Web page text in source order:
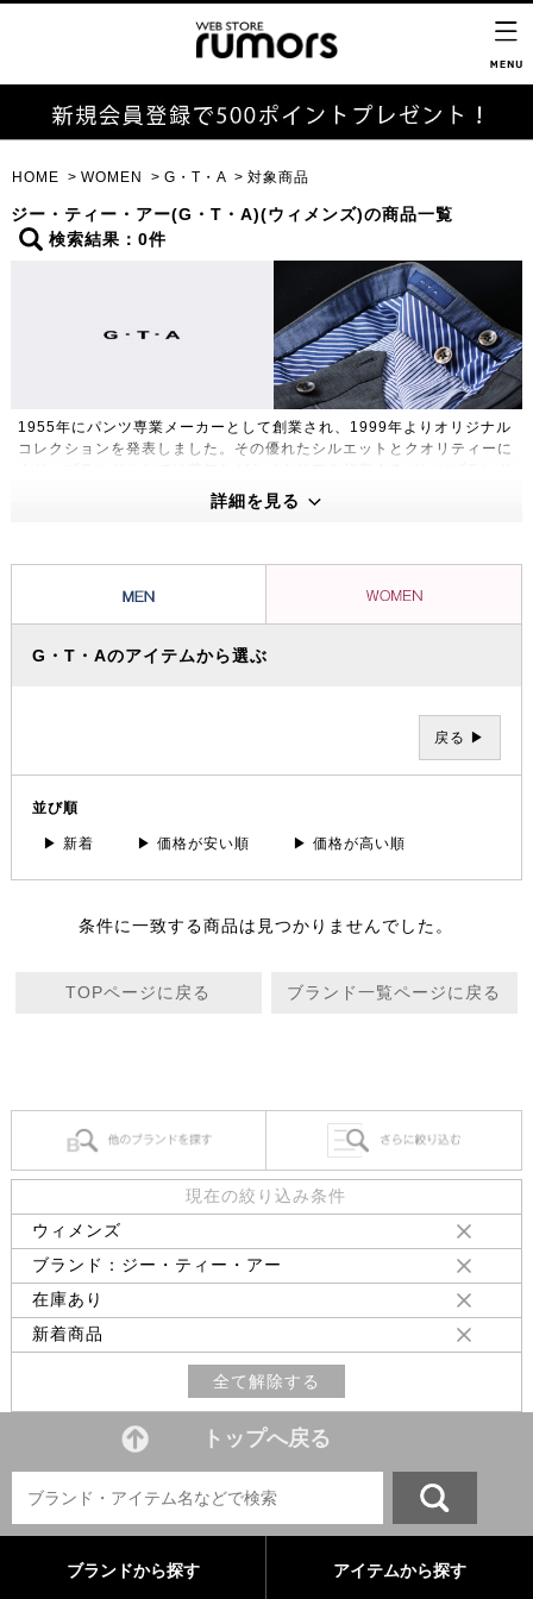
HOME WOMEN G・T・A 対象商品
ジー・ティー・アー(G・T・A)(ウィメンズ)の商品一覧
検索結果：0件
1955年にパンツ専業メーカーとして創業され、1999年よりオリジナル
コレクションを発表しました。その優れたシルエットとクオリティーに
の1つとして挙げられるまでとなりました。長年のモノ作りは、イタリ
アのサルトでも使われているディティールや綺麗な色素材のマッチング
詳細を見る
G・T・Aのアイテムから選ぶ
戻る ▶
並び順
▶ 新着 ▶ 価格が安い順 ▶ 価格が高い順
条件に一致する商品は見つかりませんでした。
TOPページに戻る ブランド一覧ページに戻る
現在の絞り込み条件
ウィメンズ
ブランド：ジー・ティー・アー
在庫あり
新着商品
全て解除する
トップへ戻る
ブランドから探す アイテムから探す